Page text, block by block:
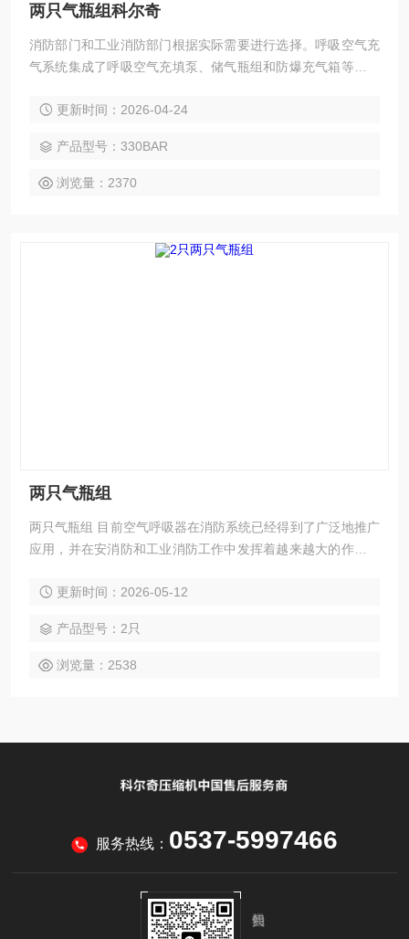
两只气瓶组科尔奇
消防部门和工业消防部门根据实际需要进行选择。呼吸空气充
气系统集成了呼吸空气充填泵、储气瓶组和防爆充气箱等主要
以储存的高压气体，为后端气源输出随时做气源储备，节省充
停，延长呼吸空气充填泵的使用寿命。两只气瓶组科尔奇
更新时间：2026-04-24
产品型号：330BAR
浏览量：2370
两只气瓶组
两只气瓶组 目前空气呼吸器在消防系统已经得到了广泛地推广
应用，并在安消防和工业消防工作中发挥着越来越大的作用。
器的充气、维护保养、检测和定期检验已成为一个必须解决的
好地发挥空气呼吸器在消防救灾中的作用，使用者的安全。
更新时间：2026-05-12
产品型号：2只
浏览量：2538
服务热线： 0537-5997466